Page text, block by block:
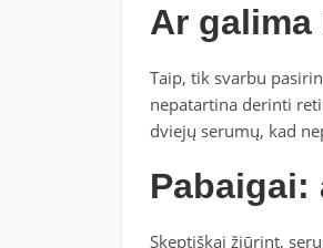
Ar
Taip, tik svarbu
nepatartina derinti
dviejų serumų, kad
Skeptiškai žiūrint,